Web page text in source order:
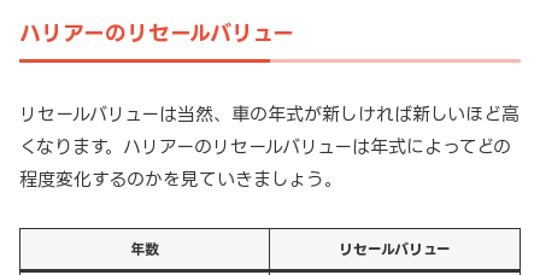
ハリアーのリセールバリュー
リセールバリューは当然、車の年式が新しければ新しいほど高
くなります。ハリアーのリセールバリューは年式によってどの
程度変化するのかを見ていきましょう。
年数 リセールバリュー